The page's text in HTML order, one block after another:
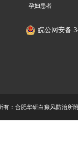
孕妇患者
皖公网安备
有：合肥华研白癜风防治所